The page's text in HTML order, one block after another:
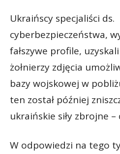
Ukraińscy specjaliści ds.
cyberbezpieczeństwa,
fałszywe profile,
żołnierzy zdjęcia
bazy wojskowej w
ten został później
ukraińskie siły zbrojne –
W odpowiedzi na tego